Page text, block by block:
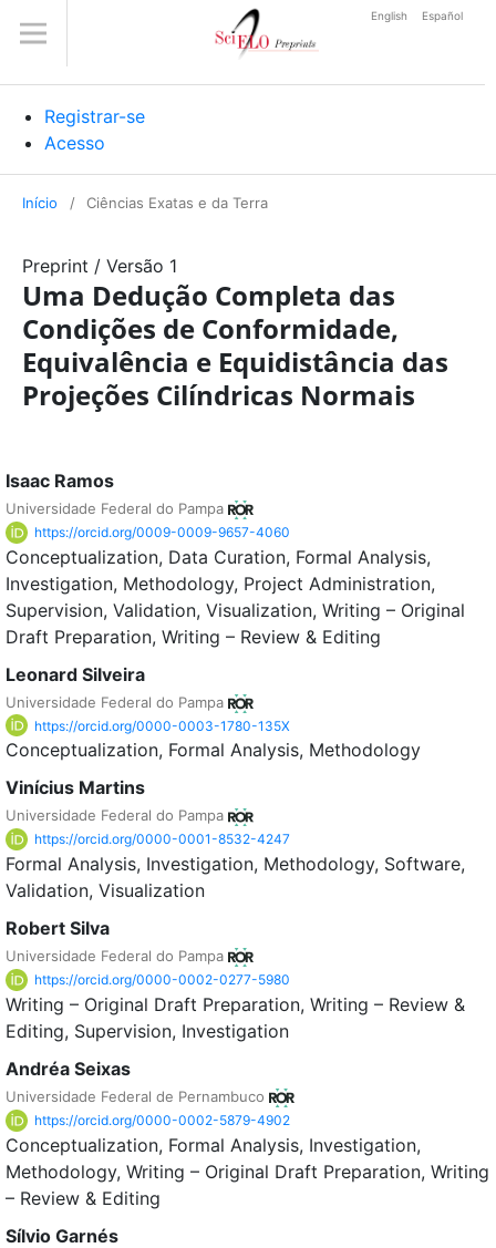
Registrar-se
Acesso
English Español
Início / Ciências Exatas e da Terra
Preprint / Versão 1
Uma Dedução Completa das
Condições de Conformidade,
Equivalência e Equidistância das
Projeções Cilíndricas Normais
Isaac Ramos
Universidade Federal do Pampa
https://orcid.org/0009-0009-9657-4060
Conceptualization Data Curation Formal Analysis
Investigation Methodology Project Administration
Supervision Validation Visualization Writing – Original
Draft Preparation Writing – Review & Editing
Leonard Silveira
Universidade Federal do Pampa
https://orcid.org/0000-0003-1780-135X
Conceptualization Formal Analysis Methodology
Vinícius Martins
Universidade Federal do Pampa
https://orcid.org/0000-0001-8532-4247
Formal Analysis Investigation Methodology Software
Validation Visualization
Robert Silva
Universidade Federal do Pampa
https://orcid.org/0000-0002-0277-5980
Writing – Original Draft Preparation Writing – Review &
Editing Supervision Investigation
Andréa Seixas
Universidade Federal de Pernambuco
https://orcid.org/0000-0002-5879-4902
Conceptualization Formal Analysis Investigation
Methodology Writing – Original Draft Preparation Writing
– Review & Editing
Sílvio Garnés